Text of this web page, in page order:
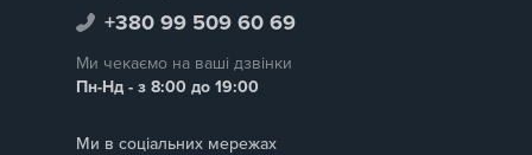
+380 99 509 60 69
Ми чекаємо на ваші дзвінки
Пн-Нд - з 8:00 до 19:00
Ми в соціальних мережах